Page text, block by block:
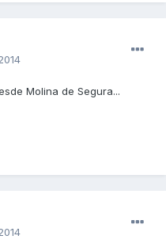
Molina de Segura...